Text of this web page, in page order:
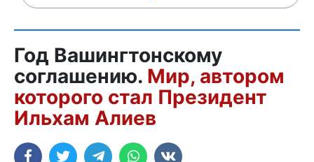
Год Вашингтонскому
соглашению. Мир, автором
которого стал Президент
Ильхам Алиев